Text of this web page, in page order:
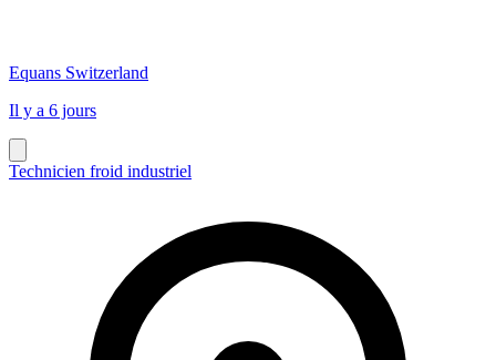
Equans Switzerland
Il y a 6 jours
Technicien froid industriel